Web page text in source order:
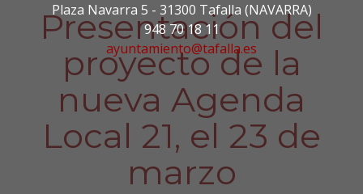
Plaza Navarra 5 - 31300 Tafalla (NAVARRA)
948 70 18 11
ayuntamiento@tafalla.es
Presentación del
proyecto de la
nueva Agenda
Local 21, el 23 de
marzo